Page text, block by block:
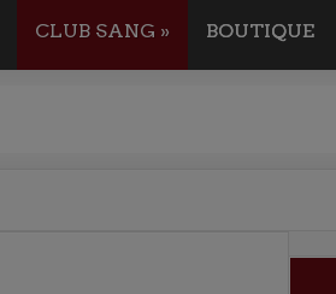
CLUB SANG » BOUTIQUE